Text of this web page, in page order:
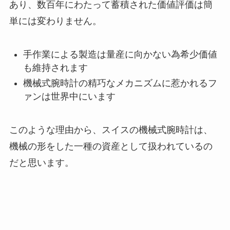
あり、数百年にわたって蓄積された価値評価は簡
単には変わりません。
手作業による製造は量産に向かない為希少価値
も維持されます
機械式腕時計の精巧なメカニズムに惹かれるフ
ァンは世界中にいます
このような理由から、スイスの機械式腕時計は、
機械の形をした一種の資産として扱われているの
だと思います。